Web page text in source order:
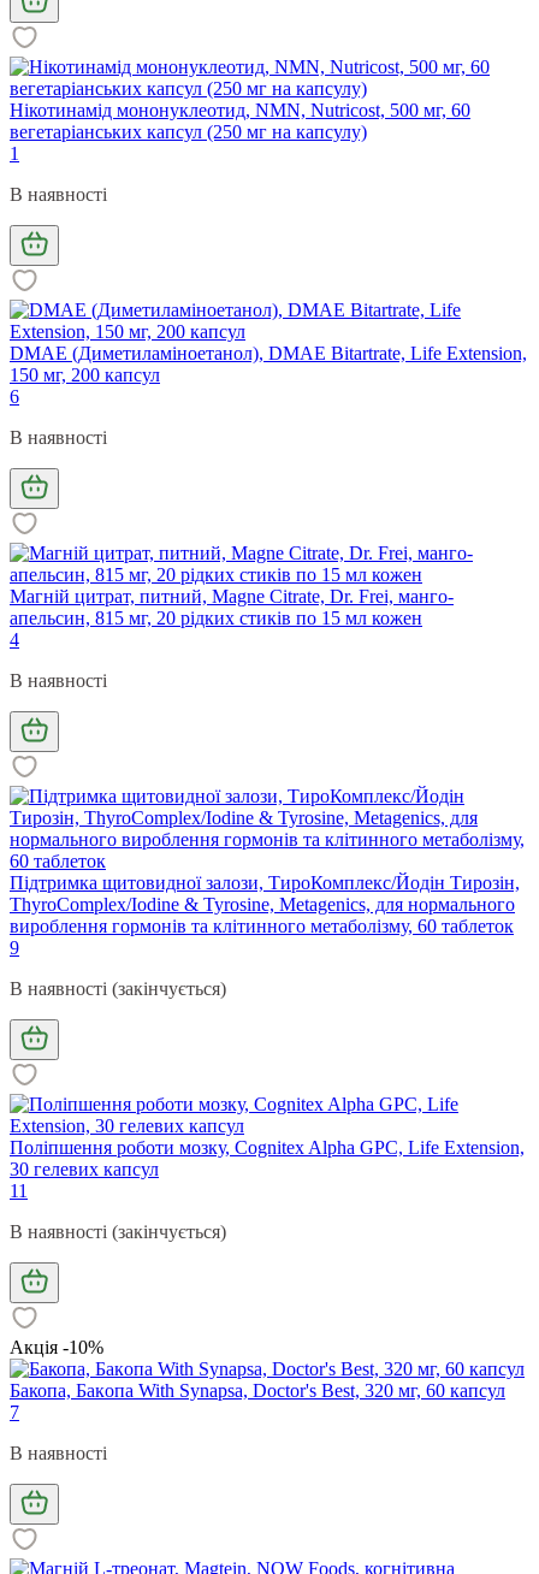
Нікотинамід мононуклеотид, NMN, Nutricost, 500 мг, 60
вегетаріанських капсул (250 мг на капсулу)
1
В наявності
DMAE (Диметиламіноетанол), DMAE Bitartrate, Life Extension,
150 мг, 200 капсул
6
В наявності
Магній цитрат, питний, Magne Citrate, Dr. Frei, манго-
апельсин, 815 мг, 20 рідких стиків по 15 мл кожен
4
В наявності
Підтримка щитовидної залози, ТироКомплекс/Йодін Тирозін,
ThyroComplex/Iodine & Tyrosine, Metagenics, для нормального
вироблення гормонів та клітинного метаболізму, 60 таблеток
9
В наявності (закінчується)
Поліпшення роботи мозку, Cognitex Alpha GPC, Life Extension,
30 гелевих капсул
11
В наявності (закінчується)
Акція -10%
Бакопа, Бaкoпa With Synapsa, Doctor's Best, 320 мг, 60 капсул
7
В наявності